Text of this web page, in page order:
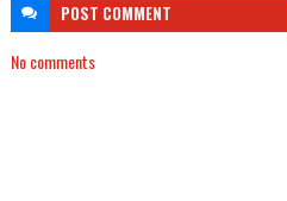
POST COMMENT
No comments